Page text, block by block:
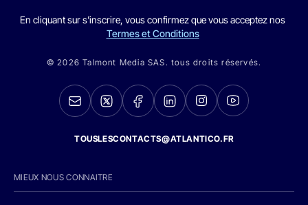
En cliquant sur s'inscrire, vous confirmez que vous acceptez nos
Termes et Conditions
© 2026 Talmont Media SAS. tous droits réservés.
TOUSLESCONTACTS@ATLANTICO.FR
MIEUX NOUS CONNAITRE